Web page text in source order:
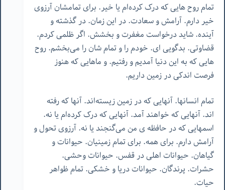
تمام روح هایی که درک کرده‌ام یا خیر. برای تمامشان آرزوی
خیر دارم. آرامش و سعادت. در این زمان. در گذشته و
آینده. شاید درخواست مغفرت و بخشش. اگر ظلمی کردم.
قضاوتی. بدگویی ای. خودم را و تمام شان را می‌بخشم. روح
هایی که به این دنیا آمدیم و رفتیم. و ماهایی که هنوز
فرصت اندکی در زمین داریم.
تمام انسانها. آنهایی که در زمین زیسته‌اند. آنها که رفته
اند. آنهایی که خواهند آمد. آنهایی که درک کرده‌ام یا نه.
اسمهایی که در حافظه ‌ی من می‌گنجند یا نه. آرزوی تحول و
آرامش دارم. برای همه. برای تمام زمینیان. حیوانات و
گیاهان. حیوانات اهلی در قفس. حیوانات وحشی.
حشرات. پرندگان. حیوانات دریا و خشکی. تمام ظواهر
حیات.